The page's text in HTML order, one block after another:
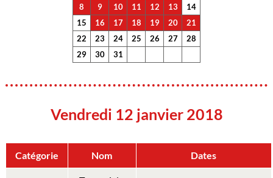
8
9 10 11 12 13
14
15
16 17 18 19 20
21
22
23 24 25 26 27
28
29
30 31
Vendredi 12 janvier 2018
Catégorie Nom Dates